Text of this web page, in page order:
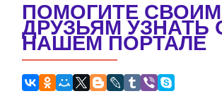
ПОМОГИТЕ СВОИМ
ДРУЗЬЯМ УЗНАТЬ
НАШЕМ ПОРТАЛЕ